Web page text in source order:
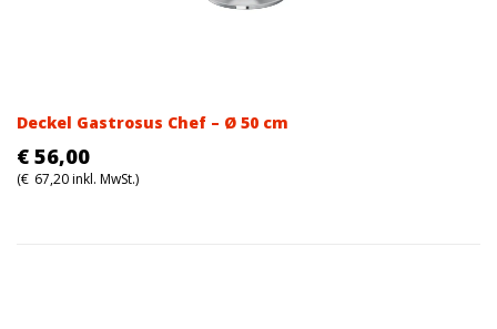
Deckel Gastrosus Chef – Ø 50 cm
€ 56,00
(€ 67,20inkl. MwSt.)